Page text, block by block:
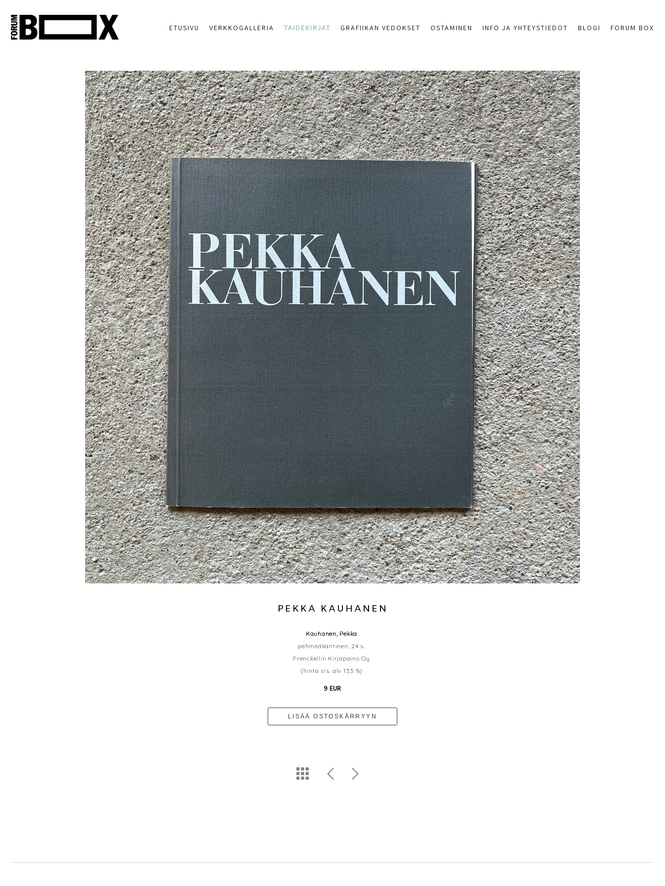
ETUSIVU VERKKOGALLERIA TAIDEKIRJAT GRAFIIKAN VEDOKSET OSTAMINEN INFO JA YHTEYSTIEDOT BLOGI FORUM BOX
PEKKA KAUHANEN
Kauhanen, Pekka
pehmeäkantinen, 24 s.
Frenckellin Kirjapaino Oy
(hinta sis. alv 13,5 %)
9 EUR
LISÄÄ OSTOSKÄRRYYN